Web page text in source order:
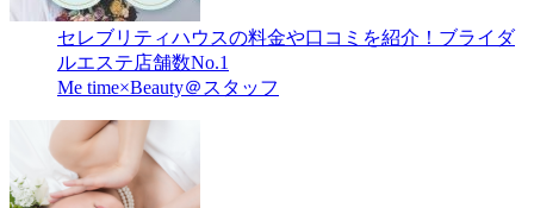
セレブリティハウスの料金や口コミを紹介！ブライダ
ルエステ店舗数No.1
Me time×Beauty＠スタッフ